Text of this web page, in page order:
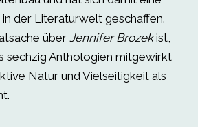
der Literaturwelt geschaffen.
über Jennifer Brozekist,
sechzig Anthologien mitgewirkt
Natur und Vielseitigkeit als